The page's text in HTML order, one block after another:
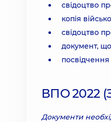
свідоцтво
копія
свідоцтво
документ,
ВПО 2022
Документи